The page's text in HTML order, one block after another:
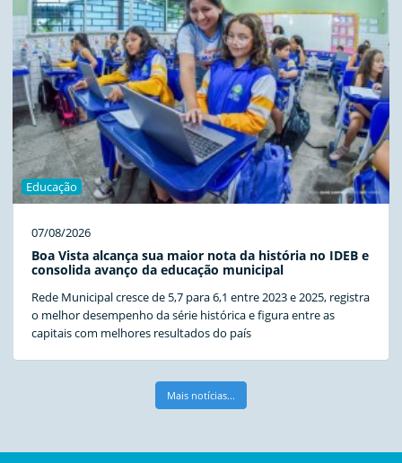
Educação
07/08/2026
Boa Vista alcança sua maior nota da história no IDEB e
consolida avanço da educação municipal
Rede Municipal cresce de 5,7 para 6,1 entre 2023 e 2025, registra
o melhor desempenho da série histórica e figura entre as
capitais com melhores resultados do país
Mais notícias...